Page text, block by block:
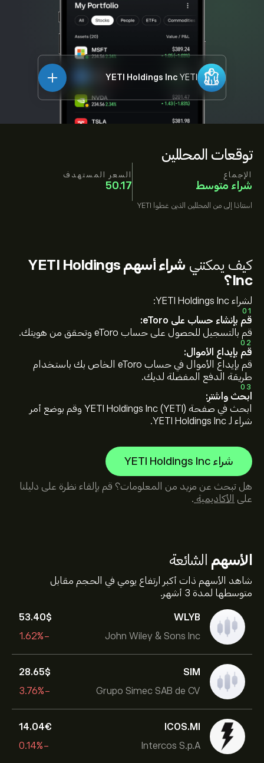
توقعات المحللين
الإجماع
شراء متوسط
السعر المستهدف
50.17
استنادًا إلى من المحللين الذين غطوا YETI
YETI Holdings Inc YETI
الأسهم الشائعة
شاهد الأسهم ذات أكبر ارتفاع يومي في الحجم مقابل
متوسطها لمدة 3 أشهر.
WLYB
John Wiley & Sons Inc
53.40‎$‎
-1.62%
SIM
Grupo Simec SAB de CV
28.65‎$‎
-3.76%
ICOS.MI
Intercos S.p.A
14.04‎€‎
-0.14%
كيف يمكنني
شراء أسهم YETI Holdings
Inc؟
لشراء YETI Holdings Inc:
01
قم بإنشاء حساب على eToro:
قم بالتسجيل للحصول على حساب eToro وتحقق من هويتك.
02
قم بإيداع الأموال:
قم بإيداع الأموال في حساب eToro الخاص بك باستخدام
طريقة الدفع المفضلة لديك.
03
ابحث واشترِ:
ابحث في صفحة YETI Holdings Inc (YETI) وقم بوضع أمر
شراء لـ YETI Holdings Inc.
شراء YETI Holdings Inc
هل تبحث عن مزيد من المعلومات؟ قم بإلقاء نظرة على دليلنا
على
الأكاديمية .